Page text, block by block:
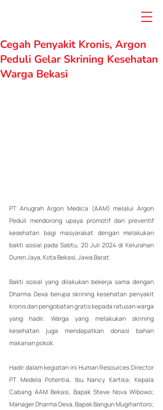
Cegah Penyakit Kronis, Argon
Peduli Gelar Skrining Kesehatan
Warga Bekasi
PT Anugrah Argon Medica (AAM) melalui Argon
Peduli mendorong upaya promotif dan preventif
kesehatan bagi masyarakat dengan melakukan
bakti sosial pada Sabtu, 20 Juli 2024 di Kelurahan
Duren Jaya, Kota Bekasi, Jawa Barat.
Bakti sosial yang dilakukan bekerja sama dengan
Dharma Dexa berupa skrining kesehatan penyakit
kronis dan pengobatan gratis kepada ratusan warga
yang hadir. Warga yang melakukan skrining
kesehatan juga mendapatkan donasi bahan
makanan pokok.
Hadir dalam kegiatan ini Human Resources Director
PT Medela Potentia, Ibu Nancy Kartika; Kepala
Cabang AAM Bekasi, Bapak Steve Nova Wibowo;
Manager Dharma Dexa, Bapak Bangun Mugihantoro;